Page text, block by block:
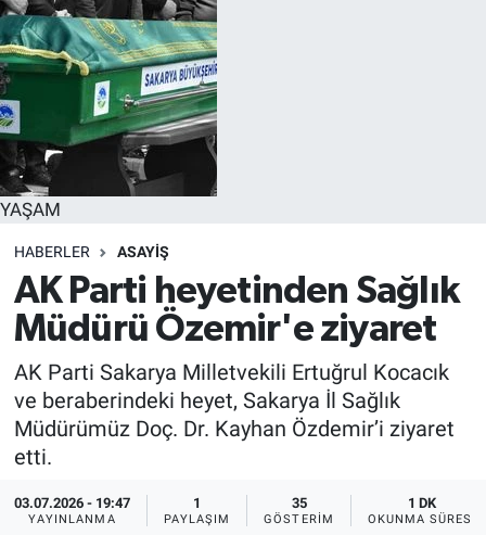
YAŞAM
HABERLER ASAYİŞ
AK Parti heyetinden Sağlık
Müdürü Özemir'e ziyaret
AK Parti Sakarya Milletvekili Ertuğrul Kocacık
ve beraberindeki heyet, Sakarya İl Sağlık
Müdürümüz Doç. Dr. Kayhan Özdemir’i ziyaret
etti.
03.07.2026 - 19:47
YAYINLANMA
1
PAYLAŞIM
35
GÖSTERIM
1 DK
OKUNMA SÜRESI